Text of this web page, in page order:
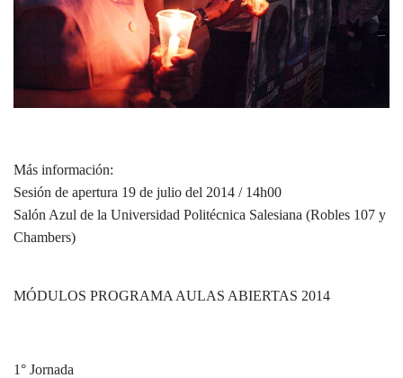
Más información:
Sesión de apertura 19 de julio del 2014 / 14h00
Salón Azul de la Universidad Politécnica Salesiana (Robles 107 y
Chambers)
MÓDULOS PROGRAMA AULAS ABIERTAS 2014
1° Jornada